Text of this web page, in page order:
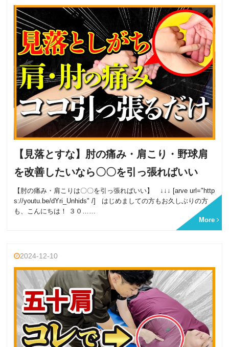
【見落とすな】肘の痛み・肩こり・野球肩
を改善したいなら〇〇を引っ張ればいい
【肘の痛み・肩こりは〇〇を引っ張ればいい】 ↓↓↓ [arve url="http
s://youtu.be/dYri_Unhids" /] はじめましての方もお久しぶりの方
も、こんにちは！ ３０……
More
2024-12-10